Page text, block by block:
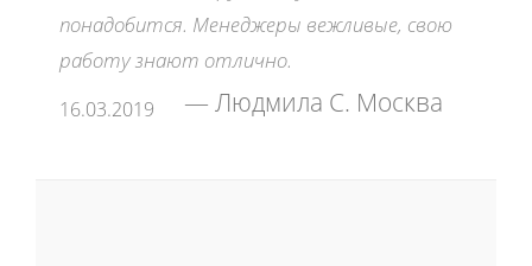
понадобится. Менеджеры вежливые, свою
работу знают отлично.
16.03.2019 Людмила С. Москва